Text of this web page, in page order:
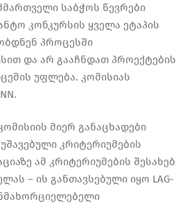
საბჭოს წევრები
კონკურსის ყველა ეტაპის
პროცესში
და არ გააჩნდათ პროექტების
უფლება. კომისიას
მიერ განაცხადები
კრიტერიუმების
ამ კრიტერიუმების შესახებ
– ის განთავსებული იყო LAG-